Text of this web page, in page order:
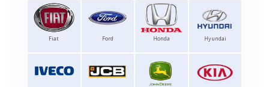
Fiat Ford Honda Hyundai